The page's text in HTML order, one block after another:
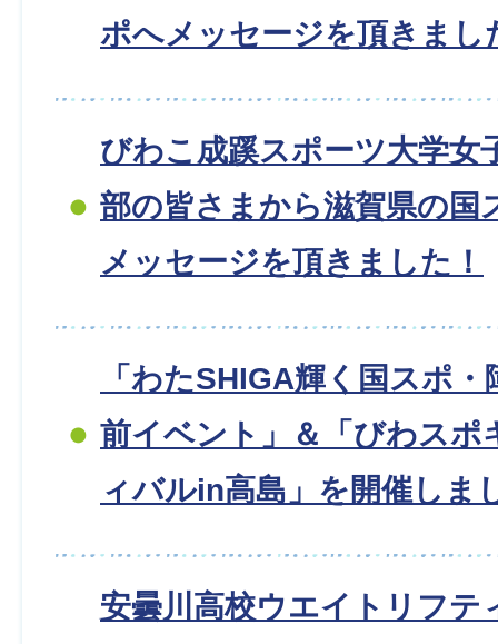
ポへメッセージを頂きまし
びわこ成蹊スポーツ大学女
部の皆さまから滋賀県の国
メッセージを頂きました！
「わたSHIGA輝く国スポ
前イベント」＆「びわスポ
ィバルin高島」を開催しま
安曇川高校ウエイトリフテ